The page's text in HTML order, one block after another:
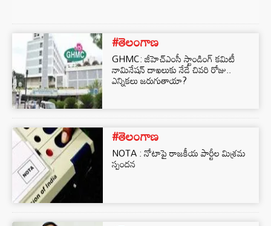
#తెలంగాణ
GHMC: జీహెచ్ఎంసీ స్టాండింగ్ కమిటీ
నామినేషన్ దాఖలుకు నేడే చివరి రోజు..
ఎన్నికలు జరుగుతాయా?
#తెలంగాణ
NOTA : నోటాపై రాజకీయ పార్టీల మిశ్రమ
స్పందన